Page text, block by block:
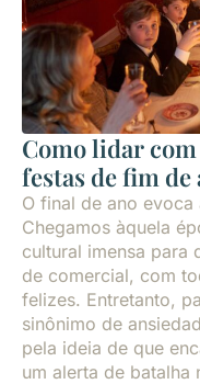
Como lidar
festas de fim de
O final de ano evoca
Chegamos àquela
cultural imensa para
de comercial, com
felizes. Entretanto,
sinônimo de
pela ideia de que
um alerta de batalha